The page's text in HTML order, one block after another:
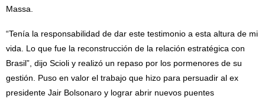
Massa.
“Tenía la responsabilidad de dar este testimonio a esta altura de mi
vida. Lo que fue la reconstrucción de la relación estratégica con
Brasil”, dijo Scioli y realizó un repaso por los pormenores de su
gestión. Puso en valor el trabajo que hizo para persuadir al ex
presidente Jair Bolsonaro y lograr abrir nuevos puentes